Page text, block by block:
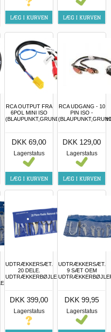
RCA OUTPUT FRA
6POL MINI ISO
DKK 69,00
Lagerstatus
RCA UDGANG - 10
PIN ISO -
DKK 129,00
Lagerstatus
UDTRÆKKERSÆT.
20 DELE.
UDTRÆKKERBØJLER
DKK 399,00
Lagerstatus
UDTRÆKKERSÆT.
9 SÆT OEM
DKK 99,95
Lagerstatus